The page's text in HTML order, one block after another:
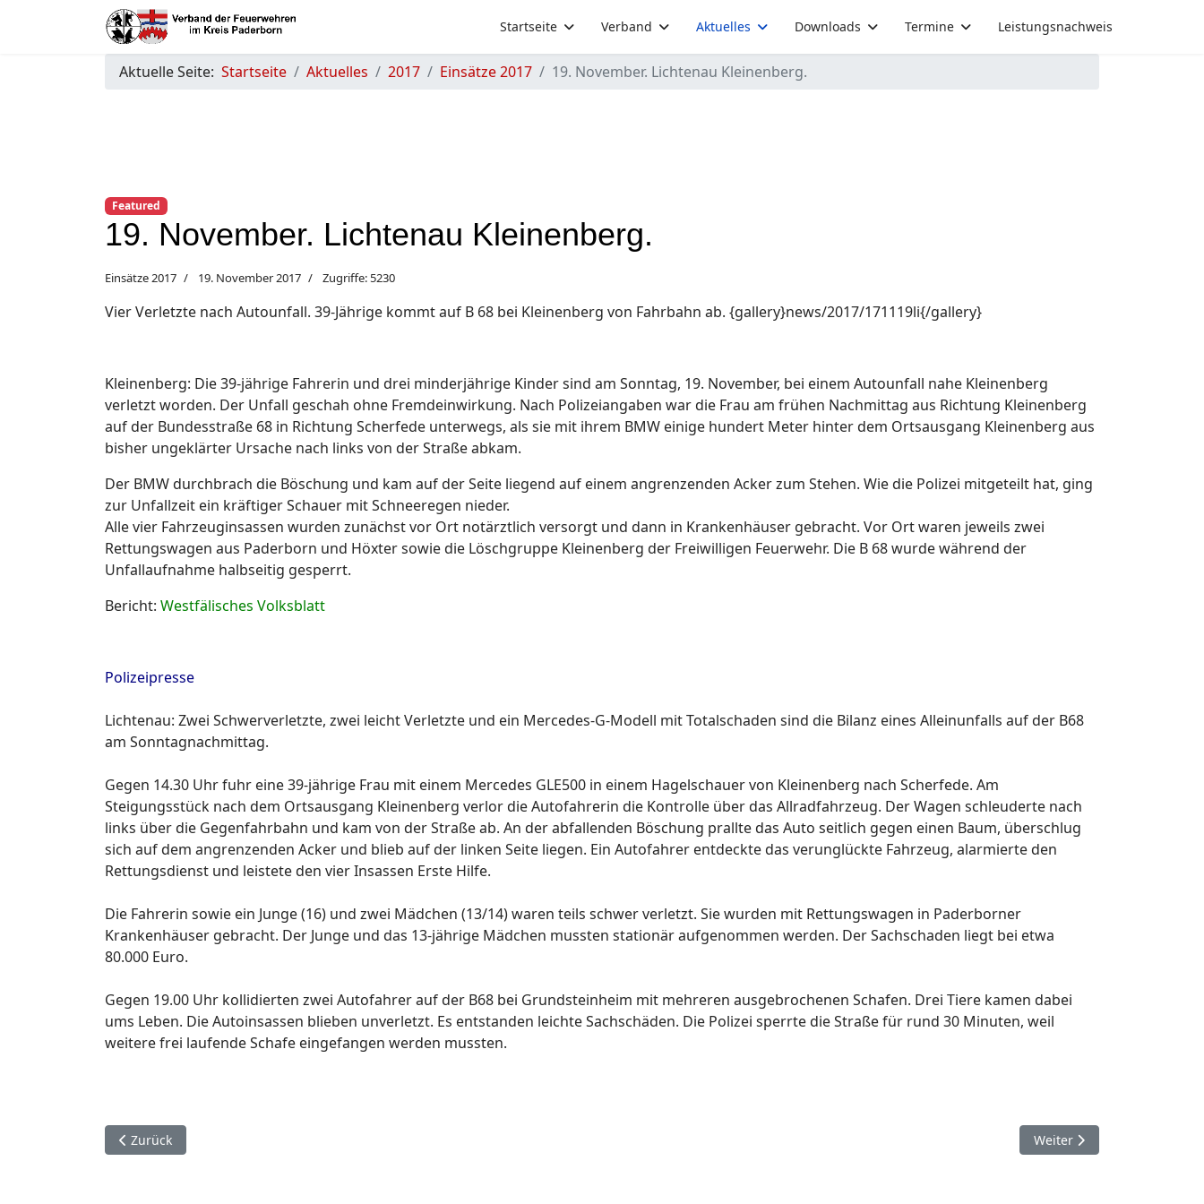
Startseite Verband Aktuelles Downloads Termine Leistungsnachweis
Aktuelle Seite: Startseite Aktuelles 2017 Einsätze 2017 19. November. Lichtenau Kleinenberg.
Featured
19. November. Lichtenau Kleinenberg.
Einsätze 2017 19. November 2017 Zugriffe: 5230
Vier Verletzte nach Autounfall. 39-Jährige kommt auf B 68 bei Kleinenberg von Fahrbahn ab. {gallery}news/2017/171119li{/gallery}
Kleinenberg: Die 39-jährige Fahrerin und drei minderjährige Kinder sind am Sonntag, 19. November, bei einem Autounfall nahe Kleinenberg
verletzt worden. Der Unfall geschah ohne Fremdeinwirkung. Nach Polizeiangaben war die Frau am frühen Nachmittag aus Richtung Kleinenberg
auf der Bundesstraße 68 in Richtung Scherfede unterwegs, als sie mit ihrem BMW einige hundert Meter hinter dem Ortsausgang Kleinenberg aus
bisher ungeklärter Ursache nach links von der Straße abkam.
Der BMW durchbrach die Böschung und kam auf der Seite liegend auf einem angrenzenden Acker zum Stehen. Wie die Polizei mitgeteilt hat, ging
zur Unfallzeit ein kräftiger Schauer mit Schneeregen nieder.
Alle vier Fahrzeuginsassen wurden zunächst vor Ort notärztlich versorgt und dann in Krankenhäuser gebracht. Vor Ort waren jeweils zwei
Rettungswagen aus Paderborn und Höxter sowie die Löschgruppe Kleinenberg der Freiwilligen Feuerwehr. Die B 68 wurde während der
Unfallaufnahme halbseitig gesperrt.
Bericht: Westfälisches Volksblatt
Polizeipresse
Lichtenau: Zwei Schwerverletzte, zwei leicht Verletzte und ein Mercedes-G-Modell mit Totalschaden sind die Bilanz eines Alleinunfalls auf der B68
am Sonntagnachmittag.
Gegen 14.30 Uhr fuhr eine 39-jährige Frau mit einem Mercedes GLE500 in einem Hagelschauer von Kleinenberg nach Scherfede. Am
Steigungsstück nach dem Ortsausgang Kleinenberg verlor die Autofahrerin die Kontrolle über das Allradfahrzeug. Der Wagen schleuderte nach
links über die Gegenfahrbahn und kam von der Straße ab. An der abfallenden Böschung prallte das Auto seitlich gegen einen Baum, überschlug
sich auf dem angrenzenden Acker und blieb auf der linken Seite liegen. Ein Autofahrer entdeckte das verunglückte Fahrzeug, alarmierte den
Rettungsdienst und leistete den vier Insassen Erste Hilfe.
Die Fahrerin sowie ein Junge (16) und zwei Mädchen (13/14) waren teils schwer verletzt. Sie wurden mit Rettungswagen in Paderborner
Krankenhäuser gebracht. Der Junge und das 13-jährige Mädchen mussten stationär aufgenommen werden. Der Sachschaden liegt bei etwa
80.000 Euro.
Gegen 19.00 Uhr kollidierten zwei Autofahrer auf der B68 bei Grundsteinheim mit mehreren ausgebrochenen Schafen. Drei Tiere kamen dabei
ums Leben. Die Autoinsassen blieben unverletzt. Es entstanden leichte Sachschäden. Die Polizei sperrte die Straße für rund 30 Minuten, weil
weitere frei laufende Schafe eingefangen werden mussten.
Vorheriger Beitrag: 20. November. Büren / Paderborn.
Zurück Nächster Beitrag: 19.
Weiter